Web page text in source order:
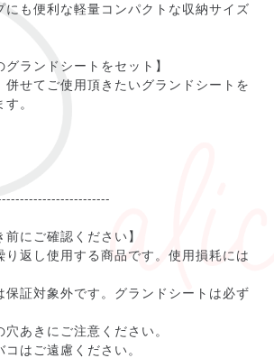
にも便利な軽量コンパクトな収納サイズ
グランドシートをセット】
併せてご使用頂きたいグランドシートを
。
前にご確認ください】
り返し使用する商品です。使用損耗には
保証対象外です。グランドシートは必ず
あきにご注意ください。
はご遠慮ください。